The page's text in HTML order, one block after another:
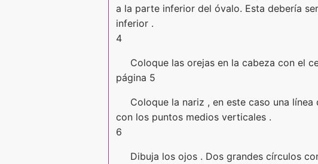
a la parte inferior del óvalo. Esta debería
inferior .
4
Coloque las orejas en la cabeza con el
página 5
Coloque la nariz , en este caso una
con los puntos medios verticales .
6
Dibuja los ojos . Dos grandes círculos